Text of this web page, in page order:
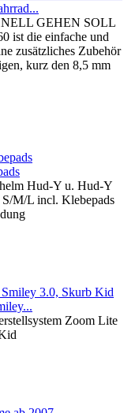
GEHEN SOLL
ist die einfache und
zusätzliches Zubehör
kurz den 8,5 mm
Hud-Y u. Hud-Y
S/M/L incl. Klebepads
Zoom Lite